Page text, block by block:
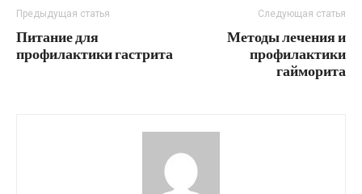
Предыдущая статья
Питание для
профилактики гастрита
Следующая статья
Методы лечения и
профилактики
гайморита